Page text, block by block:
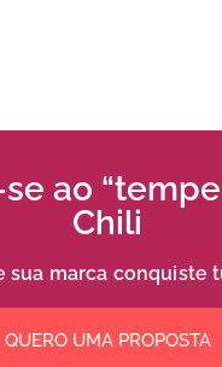
ao
Chili
sua marca conquiste
QUERO UMA PROPOSTA